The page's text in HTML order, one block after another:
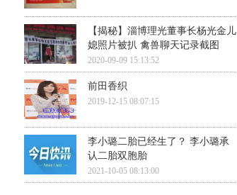
【揭秘】淄博理光董事长杨光金儿
媳照片被扒 禽兽聊天记录截图
2020-09-09 15:13:52
前田香织
2019-12-15 08:07:15
李小璐二胎已经生了？ 李小璐承
认二胎双胞胎
2021-10-05 08:13:00